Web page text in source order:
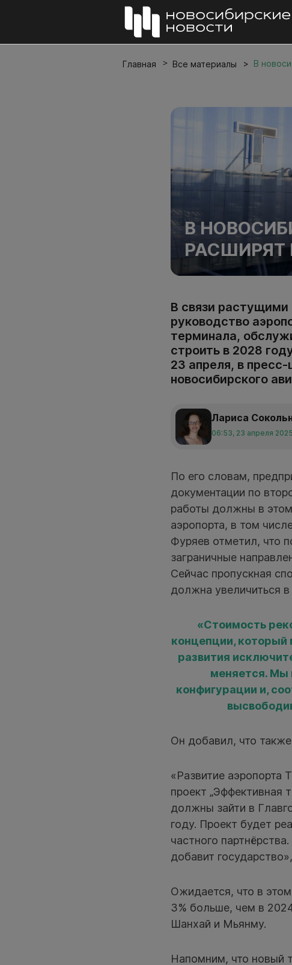
Главная Все материалы В
В
В связи
руководство
терминала,
строить в 2028
23 апреля, в
новосибирского
Лариса
06:53, 23 апреля 2025
По его словам,
документации по
работы должны в
аэропорта, в том
Фуряев отметил, что
заграничные
Сейчас пропускная
должна увеличиться в
«Стоимость
концепции, который
развития
меняется. Мы
конфигурации и,
Он добавил, что
«Развитие
проект „Эффективная
должны зайти в
году. Проект будет
частного
добавит
Ожидается, что в
3% больше, чем в
Шанхай и Мьянму.
Напомним, что новый